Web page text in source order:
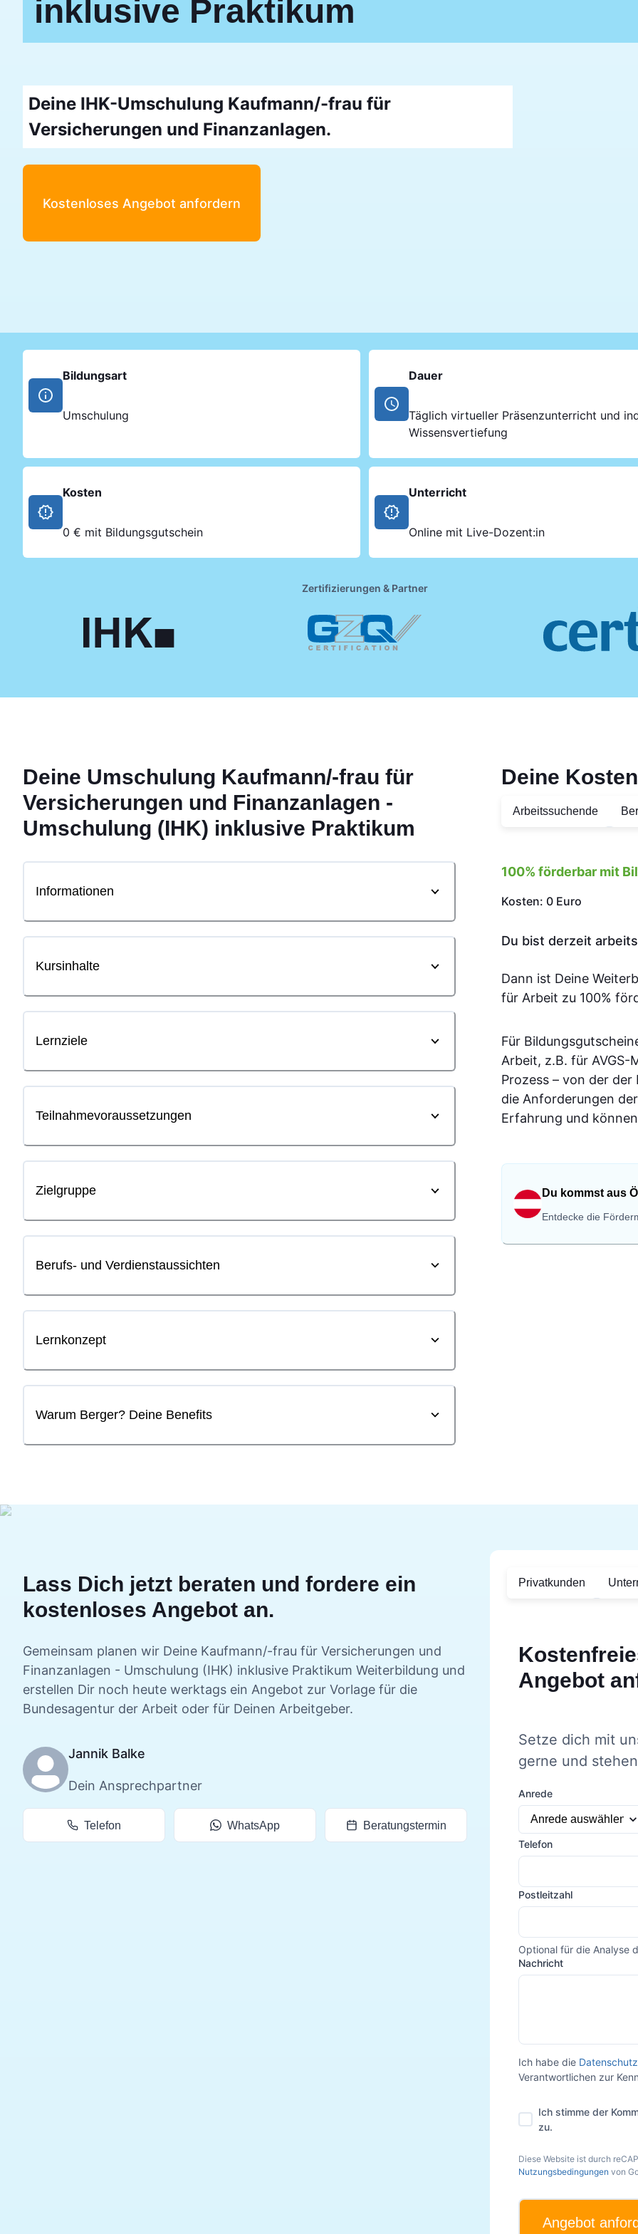
inklusive Praktikum
Deine IHK-Umschulung Kaufmann/-frau für
Versicherungen und Finanzanlagen.
Kostenloses Angebot anfordern
Bildungsart
Umschulung
Dauer
Täglich virtueller Präsenzunterricht und
Wissensvertiefung
Kosten
0 € mit Bildungsgutschein
Unterricht
Online mit Live-Dozent:in
Zertifizierungen & Partner
Deine Umschulung Kaufmann/-frau für
Versicherungen und Finanzanlagen -
Umschulung (IHK) inklusive Praktikum
Informationen
Kursinhalte
Lernziele
Teilnahmevoraussetzungen
Zielgruppe
Berufs- und Verdienstaussichten
Lernkonzept
Warum Berger? Deine Benefits
Deine
Arbeitssuchende
100% förderbar mit
Kosten: 0 Euro
Du bist derzeit
Dann ist Deine
für Arbeit zu 100%
Für
Arbeit, z.B. für
Prozess – von der
die Anforderungen
Erfahrung und
Du kommst aus
Entdecke die
Lass Dich jetzt beraten und fordere ein
kostenloses Angebot an.
Gemeinsam planen wir Deine Kaufmann/-frau für Versicherungen und
Finanzanlagen - Umschulung (IHK) inklusive Praktikum Weiterbildung und
erstellen Dir noch heute werktags ein Angebot zur Vorlage für die
Bundesagentur der Arbeit oder für Deinen Arbeitgeber.
Jannik Balke
Dein Ansprechpartner
Telefon WhatsApp Beratungstermin
Privatkunden
Angebot
Setze dich mit
gerne und
Anrede
Telefon
Postleitzahl
Optional für die Analyse
Nachricht
Ich habe die
Verantwortlichen zur
Ich stimme der
zu.
Diese Website ist durch
Nutzungsbedingungen von
Angebot